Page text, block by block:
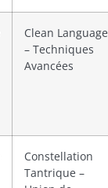
Clean Language
– Techniques
Avancées
Constellation
Tantrique –